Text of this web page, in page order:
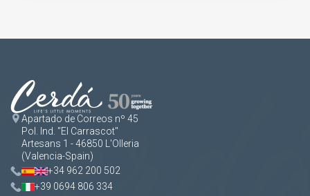
Apartado de Correos nº 45
Pol. Ind. "El Carrascot"
Artesans 1 - 46850 L'Olleria
(Valencia-Spain)
+34 962 200 502
+39 0694 806 334